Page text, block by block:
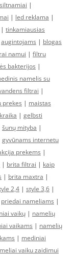
|
| led reklama |
| tinkamiausias
augintojams | blogas
namui | filtru
bakterijos |
namelis su
filtrai |
prekes | maistas
| gelbsti
šunų mityba |
gyvūnams internetu
prekems |
| brita filtrai | kaip
| brita maxtra |
2,4 | style 3,6 |
priedai nameliams |
vaikų | namelių
vaikams | namelių
| mediniai
vaiku zaidimui